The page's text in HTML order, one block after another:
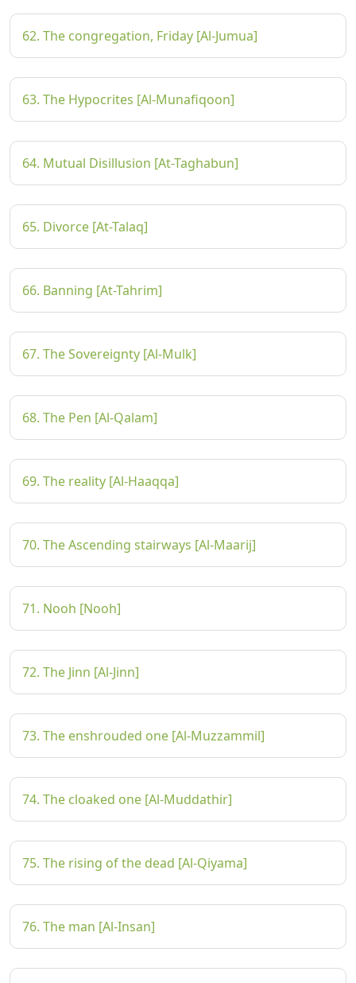
62. The congregation, Friday [Al-Jumua]
63. The Hypocrites [Al-Munafiqoon]
64. Mutual Disillusion [At-Taghabun]
65. Divorce [At-Talaq]
66. Banning [At-Tahrim]
67. The Sovereignty [Al-Mulk]
68. The Pen [Al-Qalam]
69. The reality [Al-Haaqqa]
70. The Ascending stairways [Al-Maarij]
71. Nooh [Nooh]
72. The Jinn [Al-Jinn]
73. The enshrouded one [Al-Muzzammil]
74. The cloaked one [Al-Muddathir]
75. The rising of the dead [Al-Qiyama]
76. The man [Al-Insan]